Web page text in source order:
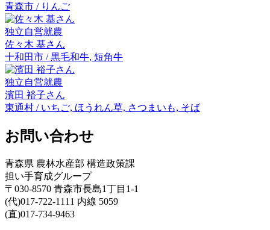
青森市 / りんご
独立自営就農
佐々木 基さん
十和田市 / 黒毛和牛, 短角牛
独立自営就農
濱田 裕子さん
東通村 / いちご, ほうれん草, さつまいも, そば
お問い合わせ
青森県 農林水産部 構造政策課
担い手育成グループ
〒030-8570 青森市長島1丁目1-1
(代)017-722-1111 内線 5059
(直)017-734-9463